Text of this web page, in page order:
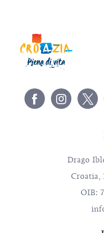
Drago
Croatia,
OIB: